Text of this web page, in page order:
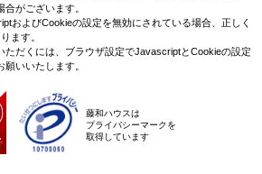
がございます。
およびCookieの設定を無効にされている場合、正しく
ます。
ただくには、ブラウザ設定でJavascriptとCookieの設定
いいたします。
藤和ハウスは
プライバシーマークを
取得しています